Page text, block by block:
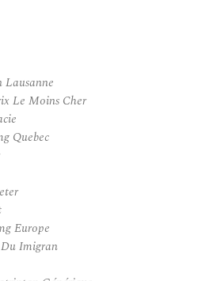
Lausanne
Le Moins Cher
Quebec
Europe
Imigran